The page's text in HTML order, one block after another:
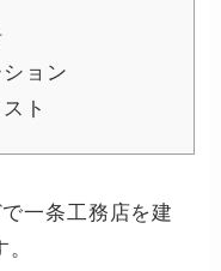
ョン
ト
一条工務店を建